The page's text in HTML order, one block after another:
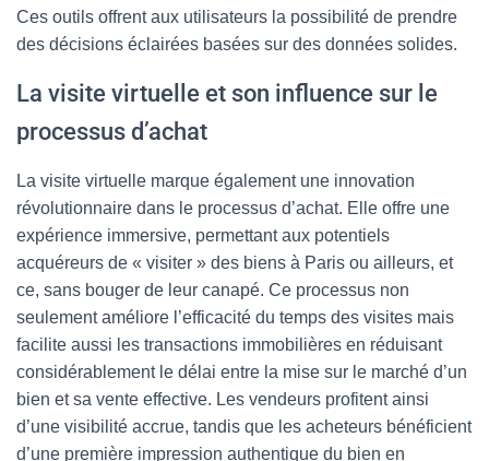
Ces outils offrent aux utilisateurs la possibilité de prendre
des décisions éclairées basées sur des données solides.
La visite virtuelle et son influence sur le
processus d’achat
La visite virtuelle marque également une innovation
révolutionnaire dans le processus d’achat. Elle offre une
expérience immersive, permettant aux potentiels
acquéreurs de « visiter » des biens à Paris ou ailleurs, et
ce, sans bouger de leur canapé. Ce processus non
seulement améliore l’efficacité du temps des visites mais
facilite aussi les transactions immobilières en réduisant
considérablement le délai entre la mise sur le marché d’un
bien et sa vente effective. Les vendeurs profitent ainsi
d’une visibilité accrue, tandis que les acheteurs bénéficient
d’une première impression authentique du bien en